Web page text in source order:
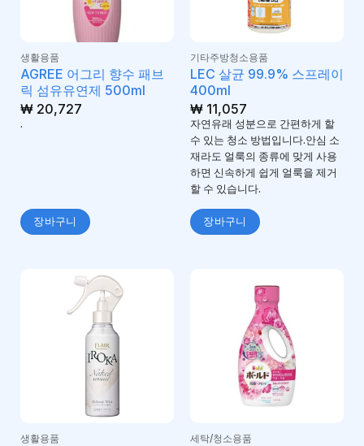
생활용품
AGREE 어그리 향수 패브
릭 섬유유연제 500ml
₩20,727
.
장바구니
기타주방청소용품
LEC 살균 99.9% 스프레이
400ml
₩11,057
자연유래 성분으로 간편하게 할
수 있는 청소 방법입니다.안심 소
재라도 얼룩의 종류에 맞게 사용
하면 신속하게 쉽게 얼룩을 제거
할 수 있습니다.
장바구니
생활용품 세탁/청소용품